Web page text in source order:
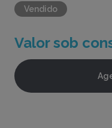
Vendido
Valor sob